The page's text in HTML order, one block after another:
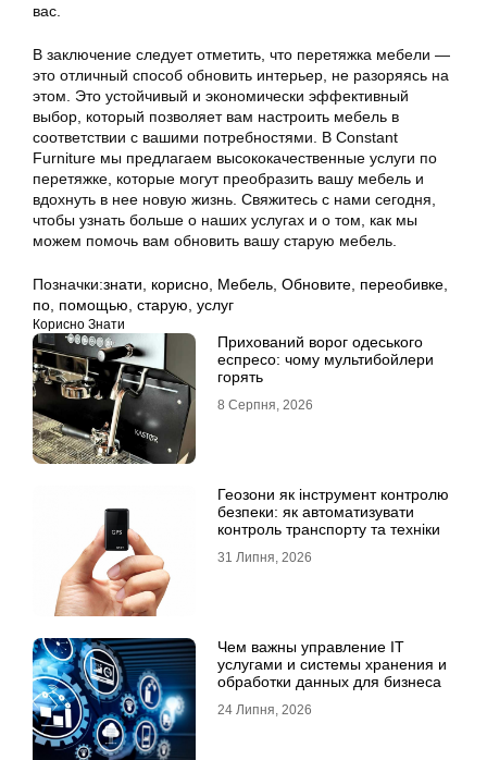
вас.
В заключение следует отметить, что перетяжка мебели —
это отличный способ обновить интерьер, не разоряясь на
этом. Это устойчивый и экономически эффективный
выбор, который позволяет вам настроить мебель в
соответствии с вашими потребностями. В Constant
Furniture мы предлагаем высококачественные услуги по
перетяжке, которые могут преобразить вашу мебель и
вдохнуть в нее новую жизнь. Свяжитесь с нами сегодня,
чтобы узнать больше о наших услугах и о том, как мы
можем помочь вам обновить вашу старую мебель.
Позначки:знати корисно Мебель Обновите переобивке
по помощью старую услуг
Корисно Знати
Прихований ворог одеського
еспресо: чому мультибойлери
горять
8 Серпня, 2026
Геозони як інструмент контролю
безпеки: як автоматизувати
контроль транспорту та техніки
31 Липня, 2026
Чем важны управление IT
услугами и системы хранения и
обработки данных для бизнеса
24 Липня, 2026